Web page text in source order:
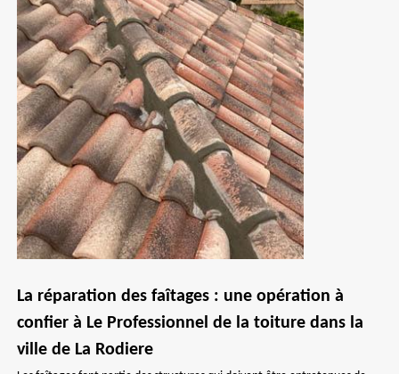
La réparation des faîtages : une opération à
confier à Le Professionnel de la toiture dans la
ville de La Rodiere